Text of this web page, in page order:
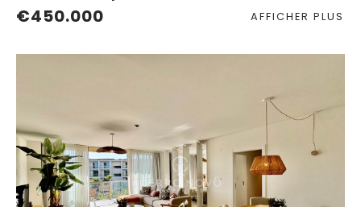
€450.000 AFFICHER PLUS